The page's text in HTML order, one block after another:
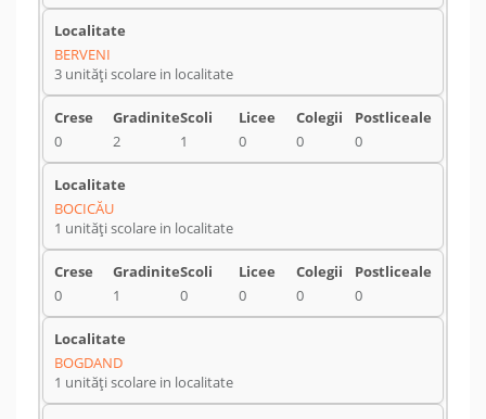
BERVENI
3 unități scolare in localitate
0 2 1 0 0 0
BOCICĂU
1 unități scolare in localitate
0 1 0 0 0 0
BOGDAND
1 unități scolare in localitate